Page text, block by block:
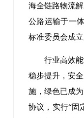
海全链路物流
公路运输于一
标准委员会成
行业高效
稳步提升，安
施，绿色已成
协议，实行“固